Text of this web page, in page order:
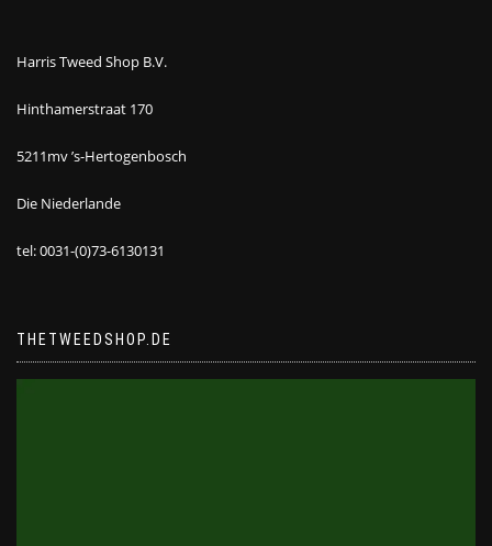
Harris Tweed Shop B.V.
Hinthamerstraat 170
5211mv ’s-Hertogenbosch
Die Niederlande
tel: 0031-(0)73-6130131
THETWEEDSHOP.DE